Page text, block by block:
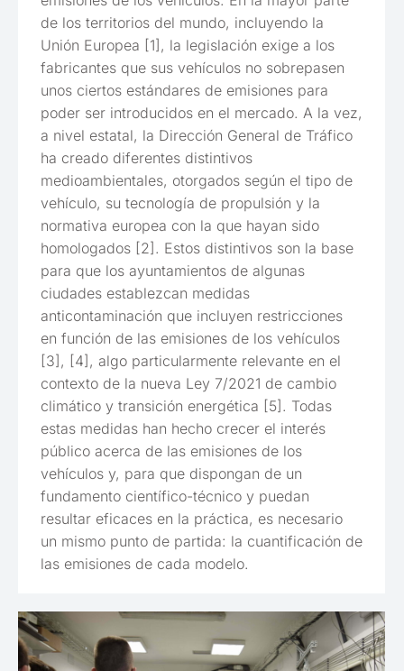
de los territorios del mundo, incluyendo la
Unión Europea [1], la legislación exige a los
fabricantes que sus vehículos no sobrepasen
unos ciertos estándares de emisiones para
poder ser introducidos en el mercado. A la vez,
a nivel estatal, la Dirección General de Tráfico
ha creado diferentes distintivos
medioambientales, otorgados según el tipo de
vehículo, su tecnología de propulsión y la
normativa europea con la que hayan sido
homologados [2]. Estos distintivos son la base
para que los ayuntamientos de algunas
ciudades establezcan medidas
anticontaminación que incluyen restricciones
en función de las emisiones de los vehículos
[3], [4], algo particularmente relevante en el
contexto de la nueva Ley 7/2021 de cambio
climático y transición energética [5]. Todas
estas medidas han hecho crecer el interés
público acerca de las emisiones de los
vehículos y, para que dispongan de un
fundamento científico-técnico y puedan
resultar eficaces en la práctica, es necesario
un mismo punto de partida: la cuantificación de
las emisiones de cada modelo.